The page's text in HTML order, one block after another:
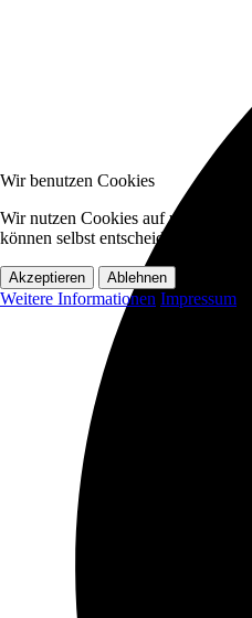
Wir benutzen Cookies
Wir nutzen Cookies auf unserer
können selbst entscheiden, ob Sie
Akzeptieren Ablehnen
Weitere Informationen Impressum